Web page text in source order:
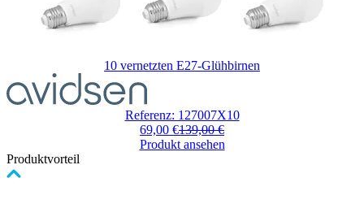
10 vernetzten E27-Glühbirnen
hängt
von
den
auf
Referenz: 127007X10
69,00 €139,00 €
Produkt ansehen
Produktvorteil